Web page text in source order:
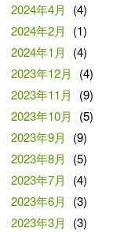
2024年4月
(4)
2024年2月
(1)
2024年1月
(4)
2023年12月
(4)
2023年11月
(9)
2023年10月
(5)
2023年9月
(9)
2023年8月
(5)
2023年7月
(4)
2023年6月
(3)
2023年3月
(3)